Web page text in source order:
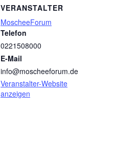
VERANSTALTER
MoscheeForum
Telefon
0221508000
E-Mail
info@moscheeforum.de
Veranstalter-Website
anzeigen